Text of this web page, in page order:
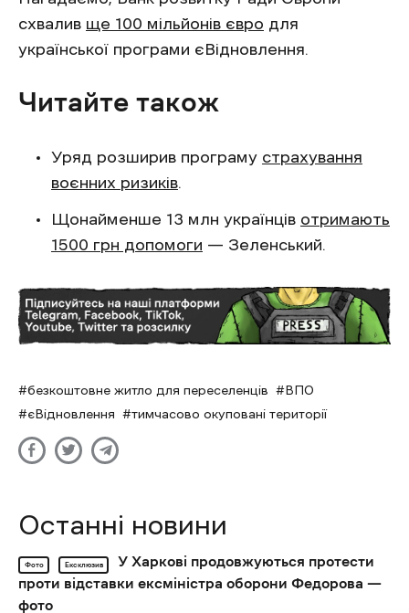
схвалив ще 100 мільйонів євро для
української програми єВідновлення.
Читайте також
Уряд розширив програму страхування
воєнних ризиків.
Щонайменше 13 млн українців отримають
1500 грн допомоги — Зеленський.
безкоштовне житло для переселенців
ВПО
єВідновлення
тимчасово окуповані території
Останні новини
Фото Ексклюзив
У Харкові продовжуються протести
проти відставки ексміністра оборони Федорова —
фото